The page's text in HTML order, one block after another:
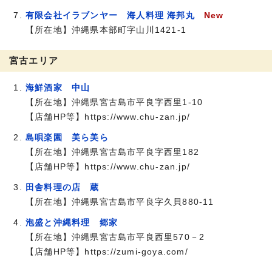
有限会社イラブンヤー 海人料理 海邦丸
New
【所在地】沖縄県本部町字山川1421-1
宮古エリア
海鮮酒家 中山
【所在地】沖縄県宮古島市平良字西里1-10
【店舗HP等】https://www.chu-zan.jp/
島唄楽園 美ら美ら
【所在地】沖縄県宮古島市平良字西里182
【店舗HP等】https://www.chu-zan.jp/
田舎料理の店 蔵
【所在地】沖縄県宮古島市平良字久貝880-11
泡盛と沖縄料理 郷家
【所在地】沖縄県宮古島市平良西里570－2
【店舗HP等】https://zumi-goya.com/